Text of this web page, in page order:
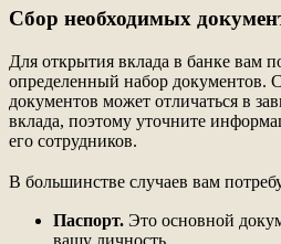
Сбор необходимых
Для открытия вклада в банке вам
определенный набор документов.
документов может отличаться в
вклада, поэтому уточните
его сотрудников.
В большинстве случаев вам
Паспорт. Это основной
вашу личность.